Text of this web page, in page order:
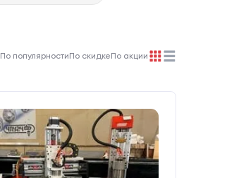
По популярностиПо скидкеПо акции